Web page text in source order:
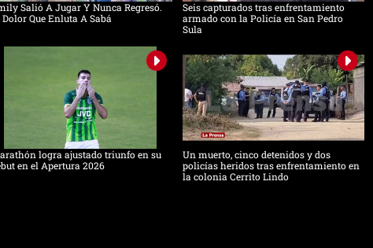
Salió A Jugar Y Nunca Regresó.
Que Enluta A Sabá
Seis capturados tras enfrentamiento
armado con la Policía en San Pedro
Sula
logra ajustado triunfo en su
en el Apertura 2026
Un muerto, cinco detenidos y dos
policías heridos tras enfrentamiento en
la colonia Cerrito Lindo